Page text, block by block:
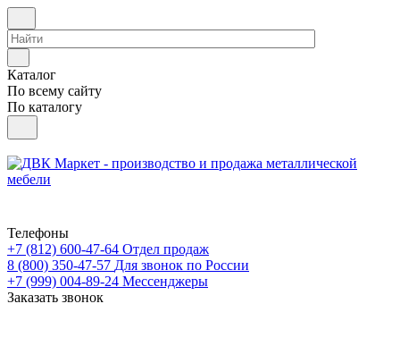
Каталог
По всему сайту
По каталогу
Телефоны
+7 (812) 600-47-64 Отдел продаж
8 (800) 350-47-57 Для звонок по России
+7 (999) 004-89-24 Мессенджеры
Заказать звонок